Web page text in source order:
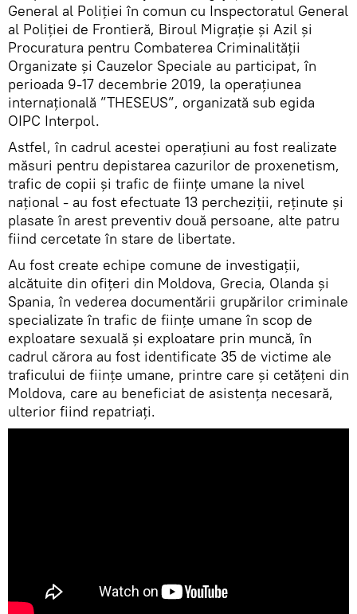
General al Poliției în comun cu Inspectoratul General
al Poliției de Frontieră, Biroul Migrație și Azil și
Procuratura pentru Combaterea Criminalității
Organizate și Cauzelor Speciale au participat, în
perioada 9-17 decembrie 2019, la operațiunea
internațională ”THESEUS”, organizată sub egida
OIPC Interpol.
Astfel, în cadrul acestei operațiuni au fost realizate
măsuri pentru depistarea cazurilor de proxenetism,
trafic de copii și trafic de ființe umane la nivel
național - au fost efectuate 13 percheziții, reținute și
plasate în arest preventiv două persoane, alte patru
fiind cercetate în stare de libertate.
Au fost create echipe comune de investigații,
alcătuite din ofițeri din Moldova, Grecia, Olanda și
Spania, în vederea documentării grupărilor criminale
specializate în trafic de ființe umane în scop de
exploatare sexuală și exploatare prin muncă, în
cadrul cărora au fost identificate 35 de victime ale
traficului de ființe umane, printre care și cetățeni din
Moldova, care au beneficiat de asistența necesară,
ulterior fiind repatriați.